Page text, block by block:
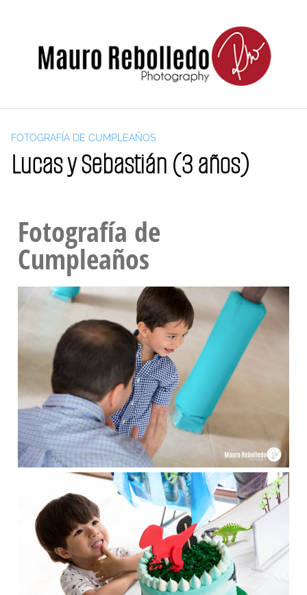
FOTOGRAFÍA DE CUMPLEAÑOS
Lucas y Sebastián (3 años)
Fotografía de
Cumpleaños